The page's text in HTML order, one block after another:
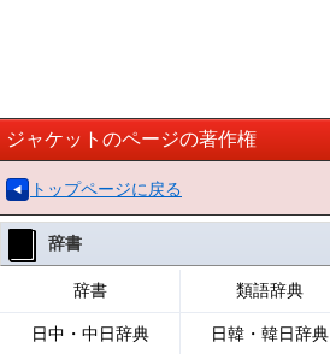
ジャケットのページの著作権
トップページに戻る
辞書
辞書 類語辞典
日中・中日辞典 日韓・韓日辞典